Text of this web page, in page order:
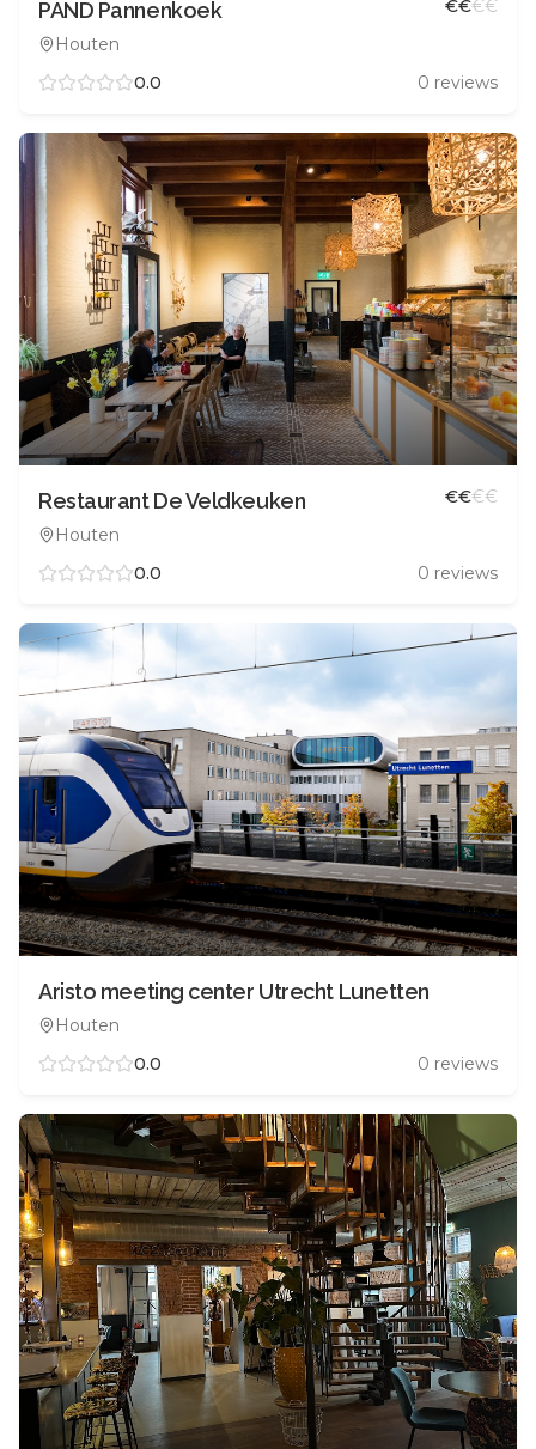
PAND Pannenkoek
Houten
€€€€
0.0 0 reviews
Restaurant De Veldkeuken
Houten
€€€€
0.0 0 reviews
Aristo meeting center Utrecht Lunetten
Houten
0.0
0 reviews